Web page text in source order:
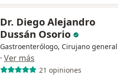
Dr. Diego Alejandro
Dussán Osorio
Gastroenterólogo, Cirujano general
· Ver más
21 opiniones